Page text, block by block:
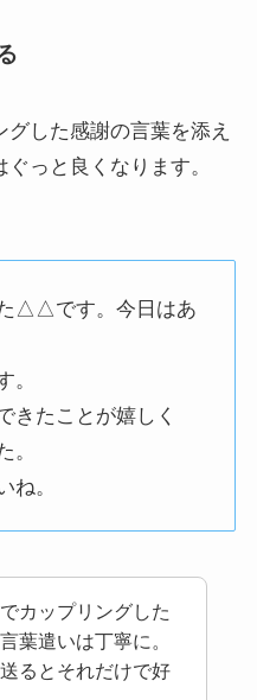
した感謝の言葉を添え
っと良くなります。
△△です。今日はあ
。
きたことが嬉しく
。
ね。
カップリングした
葉遣いは丁寧に。
るとそれだけで好